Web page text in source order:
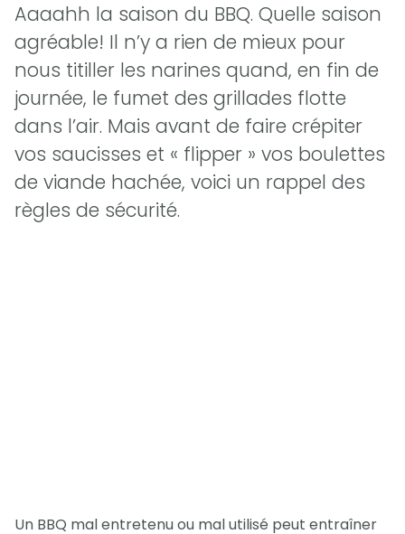
Aaaahh la saison du BBQ. Quelle saison
agréable! Il n’y a rien de mieux pour
nous titiller les narines quand, en fin de
journée, le fumet des grillades flotte
dans l’air. Mais avant de faire crépiter
vos saucisses et « flipper » vos boulettes
de viande hachée, voici un rappel des
règles de sécurité.
Un BBQ mal entretenu ou mal utilisé peut entraîner